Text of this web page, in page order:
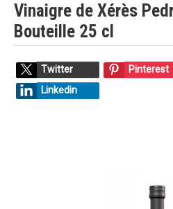
Vinaigre de Xérès
Bouteille 25 cl
Twitter Pinterest
Linkedin